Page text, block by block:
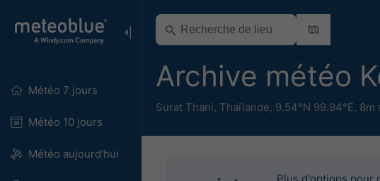
Météo 7 jours
Météo 10 jours
Météo aujourd'hui
Archive météo
Surat Thani, Thaïlande, 9.54°N 99.94°E, 8m
Plus d'options pour